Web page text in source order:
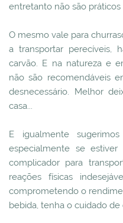
entretanto não são práticos
O mesmo vale para
a transportar perecíveis,
carvão. E na natureza e
não são recomendáveis
desnecessário. Melhor
casa...
E igualmente
especialmente se estiver
complicador para
reações físicas
comprometendo o
bebida, tenha o cuidado